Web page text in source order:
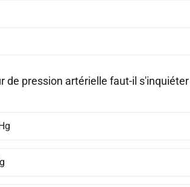
de pression artérielle faut-il s'inquiéter